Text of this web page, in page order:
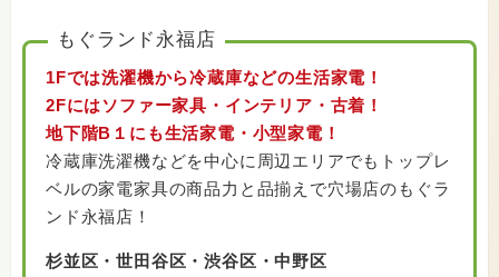
もぐランド永福店
1Fでは洗濯機から冷蔵庫などの生活家電！
2Fにはソファー家具・インテリア・古着！
地下階B１にも生活家電・小型家電！
冷蔵庫洗濯機などを中心に周辺エリアでもトップレ
ベルの家電家具の商品力と品揃えで穴場店のもぐラ
ンド永福店！
杉並区・世田谷区・渋谷区・中野区